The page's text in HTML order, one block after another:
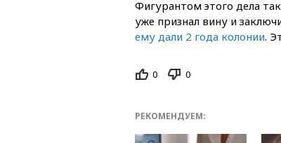
Фигурантом этого дела
уже признал вину и
ему дали 2 года колонии.
0 0
РЕКОМЕНДУЕМ: